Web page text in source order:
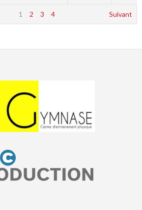
1 2 3 4 Suivant